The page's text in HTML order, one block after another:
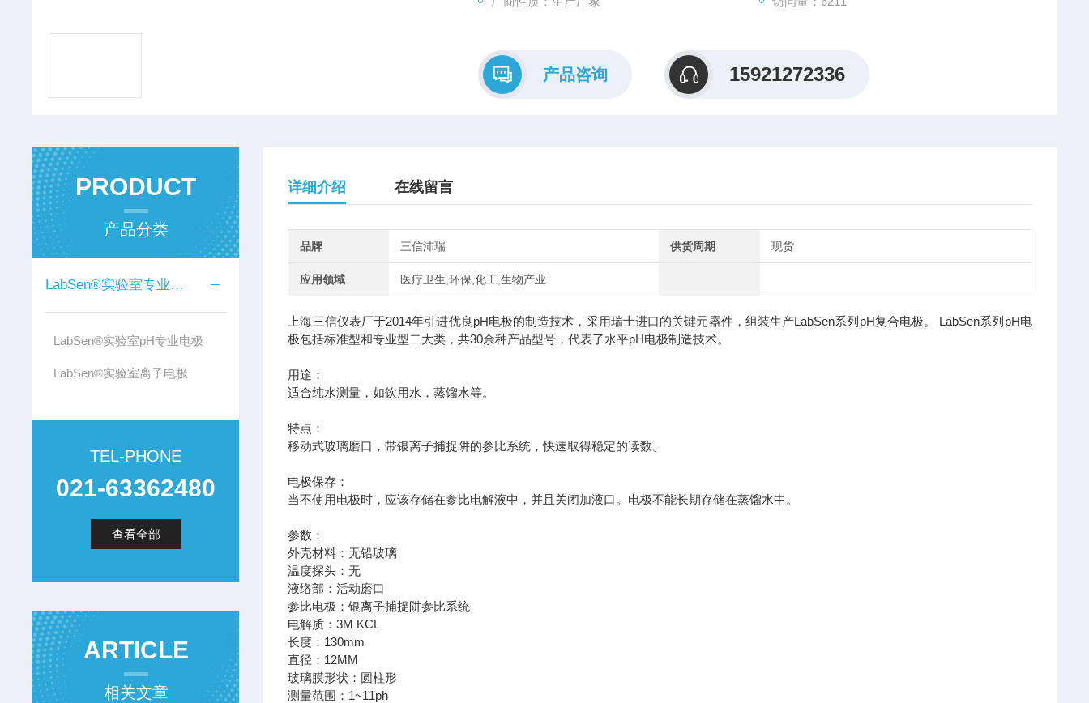
产品咨询 15921272336
PRODUCT
产品分类
LabSen®实验室专业电极
LabSen®实验室pH专业电极
LabSen®实验室离子电极
TEL-PHONE
021-63362480
查看全部
ARTICLE
相关文章
详细介绍 在线留言
品牌 三信沛瑞 供货周期 现货
应用领域 医疗卫生,环保,化工,生物产业
上海三信仪表厂于2014年引进优良pH电极的制造技术，采用瑞士进口的关键元器件，组装生产LabSen系列pH复合电极。 LabSen系列pH电
极包括标准型和专业型二大类，共30余种产品型号，代表了水平pH电极制造技术。
用途：
适合纯水测量，如饮用水，蒸馏水等。
特点：
移动式玻璃磨口，带银离子捕捉阱的参比系统，快速取得稳定的读数。
电极保存：
当不使用电极时，应该存储在参比电解液中，并且关闭加液口。电极不能长期存储在蒸馏水中。
参数：
外壳材料：无铅玻璃
温度探头：无
液络部：活动磨口
参比电极：银离子捕捉阱参比系统
电解质：3M KCL
长度：130mm
直径：12MM
玻璃膜形状：圆柱形
测量范围：1~11ph